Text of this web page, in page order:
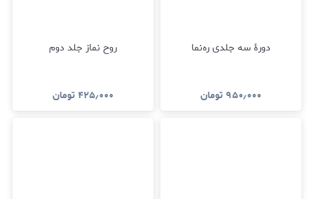
دورۀ سه جلدی ره‌نما
۹۵۰٫۰۰۰ تومان
روح نماز جلد دوم
۴۲۵٫۰۰۰ تومان